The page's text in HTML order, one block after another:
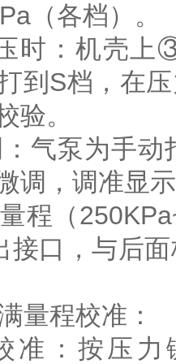
（各档）。
时：机壳
到S档，在
验。
气泵为手
调，调准显
程（
接口，与后
量程校准：
：按压力